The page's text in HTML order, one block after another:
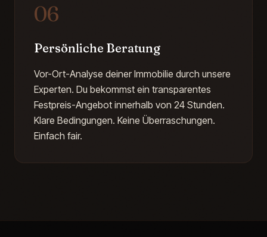
06
Persönliche Beratung
Vor-Ort-Analyse deiner Immobilie durch unsere
Experten. Du bekommst ein transparentes
Festpreis-Angebot innerhalb von 24 Stunden.
Klare Bedingungen. Keine Überraschungen.
Einfach fair.